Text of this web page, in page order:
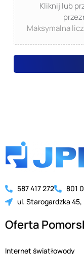
Kliknij lub
Maksymalna
587 417 272 801
ul. Starogardzka
Oferta
Internet światłowody